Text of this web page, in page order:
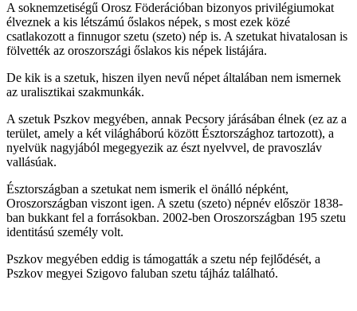
A soknemzetiségű Orosz Föderációban bizonyos privilégiumokat
élveznek a kis létszámú őslakos népek, s most ezek közé
csatlakozott a finnugor szetu (szeto) nép is. A szetukat hivatalosan is
fölvették az oroszországi őslakos kis népek listájára.
De kik is a szetuk, hiszen ilyen nevű népet általában nem ismernek
az uralisztikai szakmunkák.
A szetuk Pszkov megyében, annak Pecsory járásában élnek (ez az a
terület, amely a két világháború között Észtországhoz tartozott), a
nyelvük nagyjából megegyezik az észt nyelvvel, de pravoszláv
vallásúak.
Észtországban a szetukat nem ismerik el önálló népként,
Oroszországban viszont igen. A szetu (szeto) népnév először 1838-
ban bukkant fel a forrásokban. 2002-ben Oroszországban 195 szetu
identitású személy volt.
Pszkov megyében eddig is támogatták a szetu nép fejlődését, a
Pszkov megyei Szigovo faluban szetu tájház található.